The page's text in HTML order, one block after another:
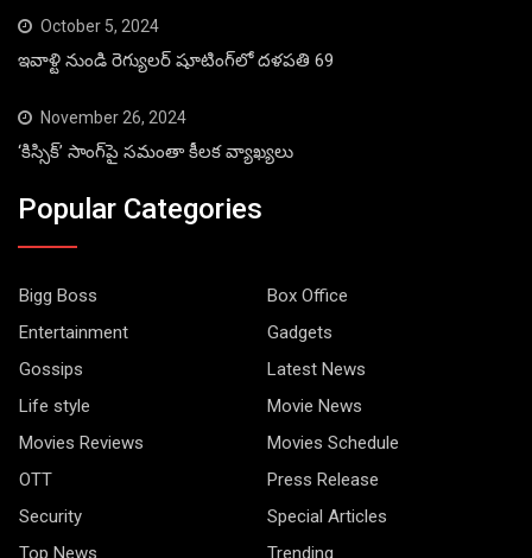
October 5, 2024
ఇవాళ్టి నుండి రెగ్యులర్ షూటింగ్‌లో దళపతి 69
November 26, 2024
‘కిస్సిక్’ సాంగ్‌పై సమంతా కీలక వ్యాఖ్యలు
Popular Categories
Bigg Boss
Box Office
Entertainment
Gadgets
Gossips
Latest News
Life style
Movie News
Movies Reviews
Movies Schedule
OTT
Press Release
Security
Special Articles
Top News
Trending